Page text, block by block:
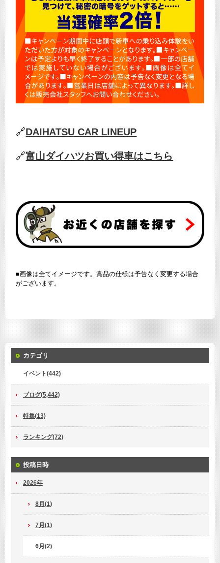
🔗DAIHATSU CAR LINEUP
🔗富山ダイハツお買い得車はこちら
■画像は全てイメージです。賞品の仕様は予告なく変更する場合
がございます。
カテゴリ
イベント(442)
ブログ(5,442)
特集(13)
ランキング(72)
投稿日時
2026年
8月(1)
7月(1)
6月(2)